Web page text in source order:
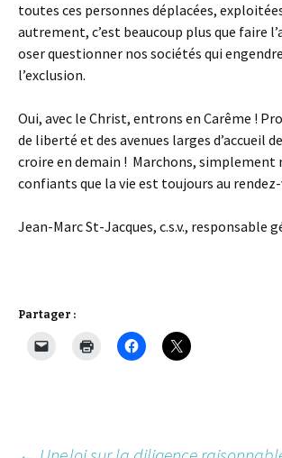
toutes ces personnes déplacées,
autrement, c’est beaucoup plus que faire
oser questionner nos sociétés qui
l’exclusion.
Oui, avec le Christ, entrons en Carême !
de liberté et des avenues larges d’accueil
croire en demain ! Marchons, simplement
confiants que la vie est toujours au rendez-
Jean-Marc St-Jacques, c.s.v., responsable
Partager :